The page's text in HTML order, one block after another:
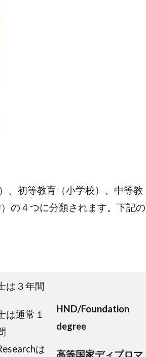
、初等教育（小学校）、中等教
の４つに分類されます。下記の
は３年間
は通常１
は
HND/Foundation
degree
高等国家ディプロマ